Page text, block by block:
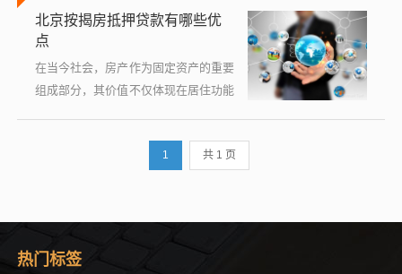
征，更是出行的便利工具，高昂的购车
成本往...
北京按揭房抵押贷款有哪些优
点
在当今社会，房产作为固定资产的重要
组成部分，其价值不仅体现在居住功能
企，购房压力巨大，按揭房抵押贷款成
1 共 1 页
热门标签